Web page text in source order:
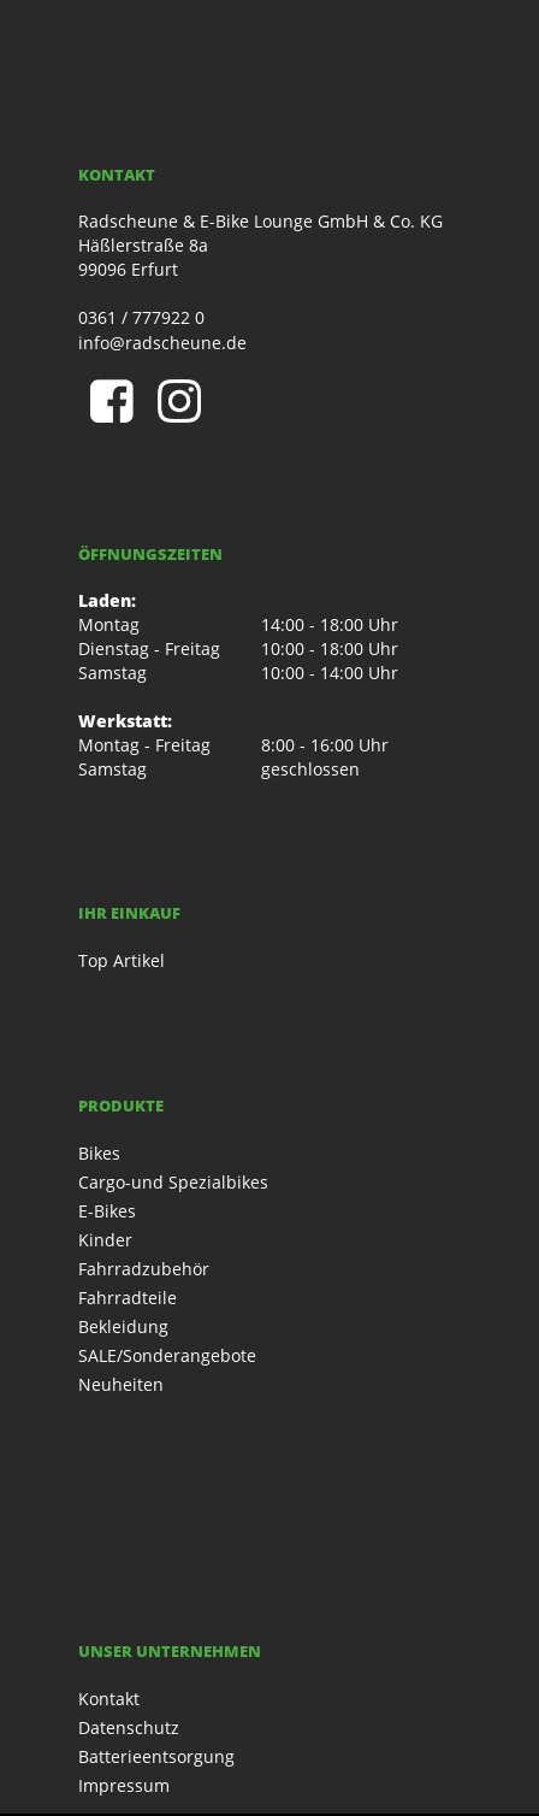
KONTAKT
Radscheune & E-Bike Lounge GmbH & Co. KG
Häßlerstraße 8a
99096 Erfurt
0361 / 777922 0
info@radscheune.de
ÖFFNUNGSZEITEN
Laden:
Montag
14:00 - 18:00 Uhr
Dienstag - Freitag
10:00 - 18:00 Uhr
Samstag
10:00 - 14:00 Uhr
Werkstatt:
Montag - Freitag
8:00 - 16:00 Uhr
Samstag
geschlossen
IHR EINKAUF
Top Artikel
PRODUKTE
Bikes
Cargo-und Spezialbikes
E-Bikes
Kinder
Fahrradzubehör
Fahrradteile
Bekleidung
SALE/Sonderangebote
Neuheiten
UNSER UNTERNEHMEN
Kontakt
Datenschutz
Batterieentsorgung
Impressum